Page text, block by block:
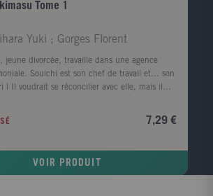
Tome 1
Yuki ; Gorges Florent
jeune divorcée, travaille dans une agence
Souichi est son chef de travail et... son
l Il voudrait se réconcilier avec elle, mais il
garçons... Par hasard, elle rencontre Ouji,
7,29 €
VOIR PRODUIT